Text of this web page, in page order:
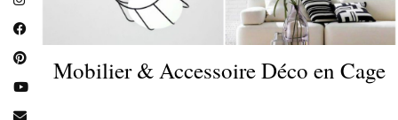
Mobilier & Accessoire Déco en Cage